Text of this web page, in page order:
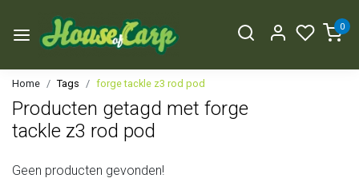
0
Home Tags forge tackle z3 rod pod
Producten getagd met forge
tackle z3 rod pod
Geen producten gevonden!